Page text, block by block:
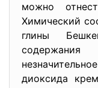
можно
Химический
глины
диоксида